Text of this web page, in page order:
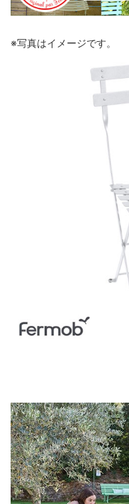
※写真はイメージです。